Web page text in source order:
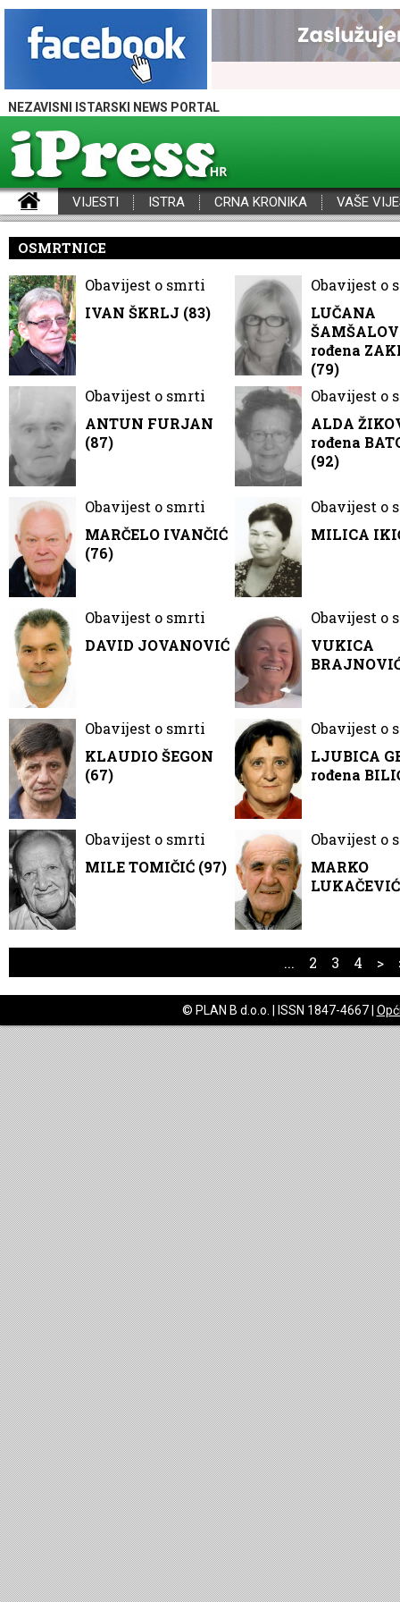
NEZAVISNI ISTARSKI NEWS PORTAL
VIJESTI ISTRA CRNA KRONIKA VAŠE
OSMRTNICE
Obavijest o smrti
IVAN ŠKRLJ (83)
Obavijest o
LUČANA
rođena
(79)
Obavijest o smrti
ANTUN FURJAN
(87)
Obavijest o
ALDA
rođena
(92)
Obavijest o smrti
MARČELO IVANČIĆ
(76)
Obavijest o
MILICA
Obavijest o smrti
DAVID JOVANOVIĆ
Obavijest o
VUKICA
Obavijest o smrti
KLAUDIO ŠEGON
(67)
Obavijest o
LJUBICA
rođena
Obavijest o smrti
MILE TOMIČIĆ (97)
Obavijest o
MARKO
... 2 3 4 >
© PLAN B d.o.o. | ISSN 1847-4667 |